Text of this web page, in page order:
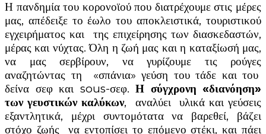
Η πανδημία του κορονοϊού που διατρέχουμε στις μέρες
μας, απέδειξε το έωλο του αποκλειστικά, τουριστικού
εγχειρήματος και της επιχείρησης των διασκεδαστών,
μέρας και νύχτας. Όλη η ζωή μας και η καταξίωσή μας,
να μας σερβίρουν, να γυρίζουμε τις ρούγες
αναζητώντας τη «σπάνια» γεύση του τάδε και του
δείνα σεφ και sous-σεφ. Η σύγχρονη «διανόηση»
των γευστικών καλύκων, αναλύει υλικά και γεύσεις
εξαντλητικά, μέχρι συντομότατα να βαρεθεί, βάζει
στόχο ζωής να εντοπίσει το επόμενο στέκι, και πάει